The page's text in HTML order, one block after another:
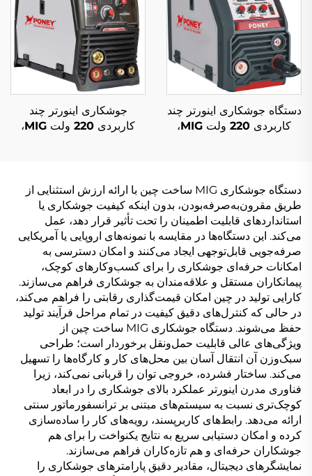
میگ/مگ
دستگاه جوشکاری اینورتر چند
کاربردی 220 ولت MIG،
جوشکاری اینورتر چند
کاربردی 220 ولت MIG،
دستگاه جوشکاری MIG ساخت چین با ارائه ارزش استثنایی از
طریق مقرون‌به‌صرفه‌بودن، بدون اینکه کیفیت جوشکاری یا
استانداردهای قابلیت اطمینان را تحت تأثیر قرار دهد، عمل
می‌کند. این دستگاه‌ها در مقایسه با نمونه‌های اروپایی یا آمریکایی
صرفه‌جویی قابل‌توجهی ایجاد می‌کنند و امکان دسترسی به
امکانات حرفه‌ای جوشکاری را برای کسب‌وکارهای کوچک،
پیمانکاران مستقل و علاقه‌مندان به جوشکاری فراهم می‌سازند.
کارایی تولید در چین امکان قیمت‌گذاری رقابتی را فراهم می‌کند،
در حالی که کنترل‌های دقیق کیفیت در تمام مراحل فرآیند تولید
حفظ می‌شوند. دستگاه جوشکاری MIG ساخت چین از
ویژگی‌های عالی قابلیت حمل‌ونقل برخوردار است؛ طراحی
سبک‌وزن آن انتقال آسان بین محل‌های کار و کارگاه‌ها را تسهیل
می‌کند. ساختار فشرده، خروجی توان را قربانی نمی‌کند، زیرا
فناوری مدرن اینورتر عملکرد بالای جوشکاری را در ابعاد
کوچک‌تری نسبت به سیستم‌های مبتنی بر ترانسفورماتور سنتی
ارائه می‌دهد. رابط‌های کاربرپسند، رویه‌های کار را ساده‌سازی
کرده و امکان دستیابی سریع به نتایج یکنواخت را برای هم
جوشکاران حرفه‌ای و هم تازه‌کاران فراهم می‌سازند.
نمایشگرهای دیجیتال، مقادیر دقیق پارامترهای جوشکاری را